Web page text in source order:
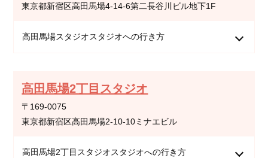
東京都新宿区高田馬場4-14-6第二長谷川ビル地下1F
高田馬場スタジオスタジオへの行き方
高田馬場2丁目スタジオ
〒169-0075
東京都新宿区高田馬場2-10-10ミナエビル
高田馬場2丁目スタジオスタジオへの行き方